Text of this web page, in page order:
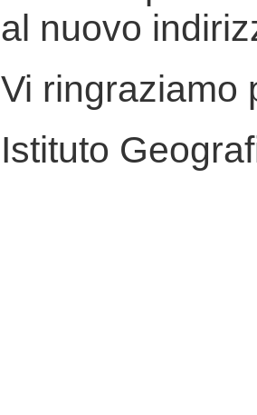
al nuovo
Vi ringraziamo
Istituto